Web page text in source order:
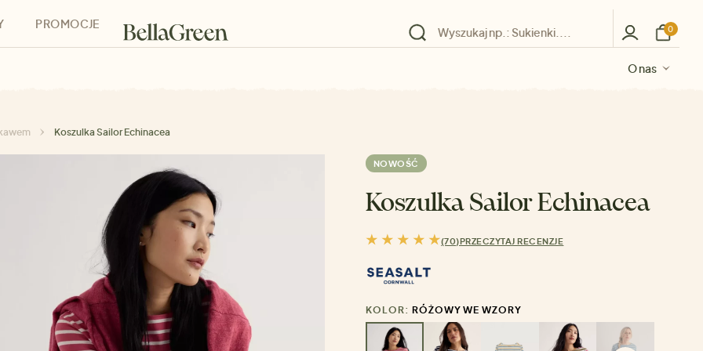
O nas
O nas
O nas
PROMOCJE
O nas
0
Koszulka Sailor Echinacea
NOWOŚĆ
Koszulka Sailor Echinacea
(70)PRZECZYTAJ RECENZJE
KOLOR: RÓŻOWY WE WZORY